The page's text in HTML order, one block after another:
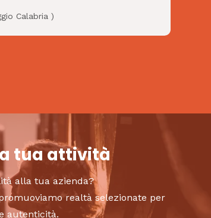
Calabria )
tua attività
alla tua azienda?
realtà selezionate per
autenticità.